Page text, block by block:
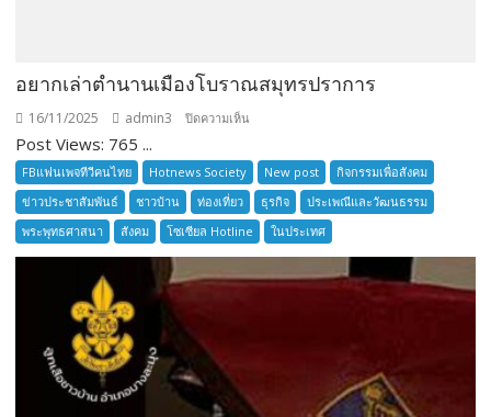
อยากเล่าตำนานเมืองโบราณสมุทรปราการ
16/11/2025 admin3 ปิดความเห็น
เล่า
ตำนาน
เมือง
โบราณ
สมุทรปราการ
Post Views: 765 ...
FBแฟนเพจทีวีคนไทย Hotnews Society New post
กิจกรรมเพื่อสังคม
ข่าวประชาสัมพันธ์
ชาวบ้าน ท่องเที่ยว ธุรกิจ
ประเพณีและวัฒนธรรม
พระพุทธศาสนา
สังคม โซเซียล Hotline ในประเทศ